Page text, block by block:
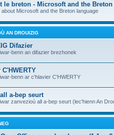
le breton - Microsoft and the
about Microsoft and the Breton language
AN DROUIZIG
Difazier
benn an difazier brezhonek
benn ar c'hlavier C'HWERTY
a-bep seurt
zanvezioù all a-bep seurt (lec'hienn An